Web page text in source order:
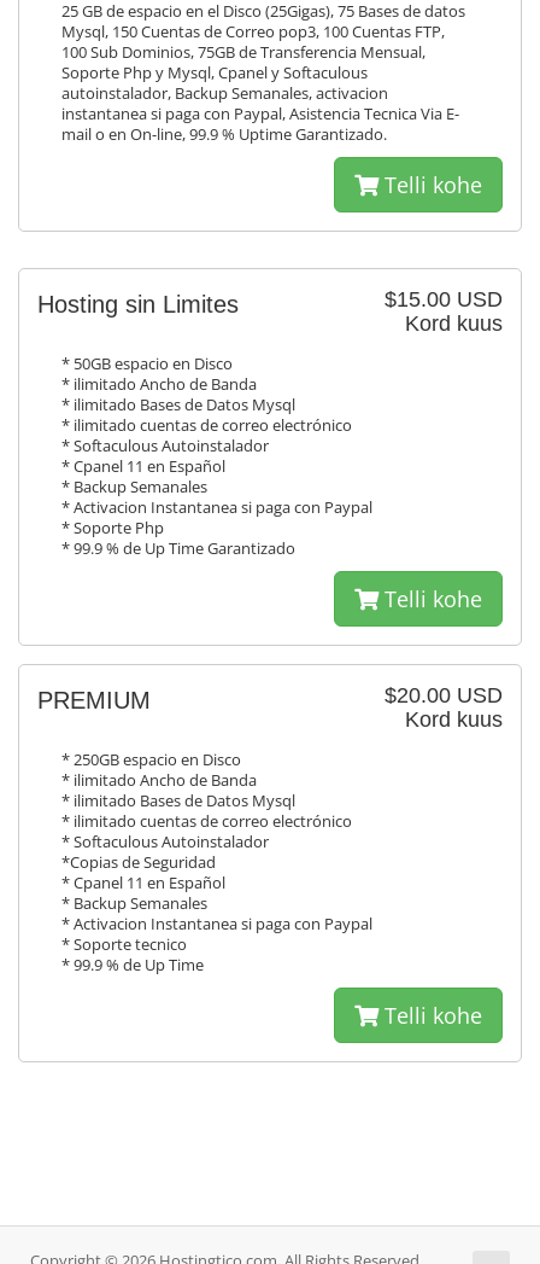
25 GB de espacio en el Disco (25Gigas), 75 Bases de datos
Mysql, 150 Cuentas de Correo pop3, 100 Cuentas FTP,
100 Sub Dominios, 75GB de Transferencia Mensual,
Soporte Php y Mysql, Cpanel y Softaculous
autoinstalador, Backup Semanales, activacion
instantanea si paga con Paypal, Asistencia Tecnica Via E-
mail o en On-line, 99.9 % Uptime Garantizado.
Telli kohe
$15.00 USD
Kord kuus
Hosting sin Limites
* 50GB espacio en Disco
* ilimitado Ancho de Banda
* ilimitado Bases de Datos Mysql
* ilimitado cuentas de correo electrónico
* Softaculous Autoinstalador
* Cpanel 11 en Español
* Backup Semanales
* Activacion Instantanea si paga con Paypal
* Soporte Php
* 99.9 % de Up Time Garantizado
Telli kohe
$20.00 USD
Kord kuus
PREMIUM
* 250GB espacio en Disco
* ilimitado Ancho de Banda
* ilimitado Bases de Datos Mysql
* ilimitado cuentas de correo electrónico
* Softaculous Autoinstalador
*Copias de Seguridad
* Cpanel 11 en Español
* Backup Semanales
* Activacion Instantanea si paga con Paypal
* Soporte tecnico
* 99.9 % de Up Time
Telli kohe